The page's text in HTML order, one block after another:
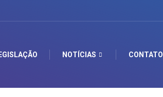
NOTÍCIAS CONTATO